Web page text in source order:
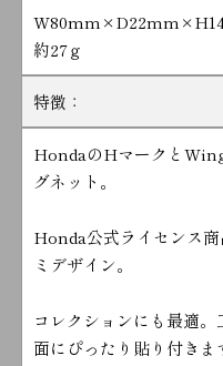
約27ｇ
特徴：
HondaのHマークと
グネット。
Honda公式ライセンス
ミデザイン。
コレクションにも最適
面にぴったり貼り付きま